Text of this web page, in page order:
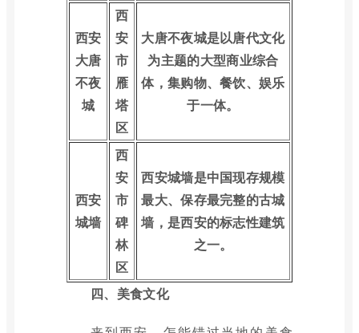
西安
大唐
不夜
城
西
安
市
雁
塔
区
大唐不夜城是以唐代文化
为主题的大型商业综合
体，集购物、餐饮、娱乐
于一体。
西安
城墙
西
安
市
碑
林
区
西安城墙是中国现存规模
最大、保存最完整的古城
墙，是西安的标志性建筑
之一。
四、美食文化